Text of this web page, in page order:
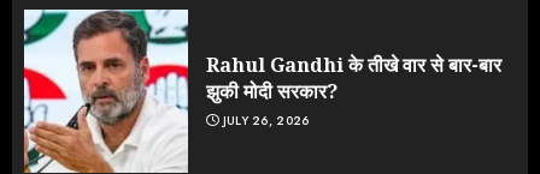
Rahul Gandhi के तीखे वार से बार-बार
झुकी मोदी सरकार?
JULY 26, 2026
5
JULY 19, 2026